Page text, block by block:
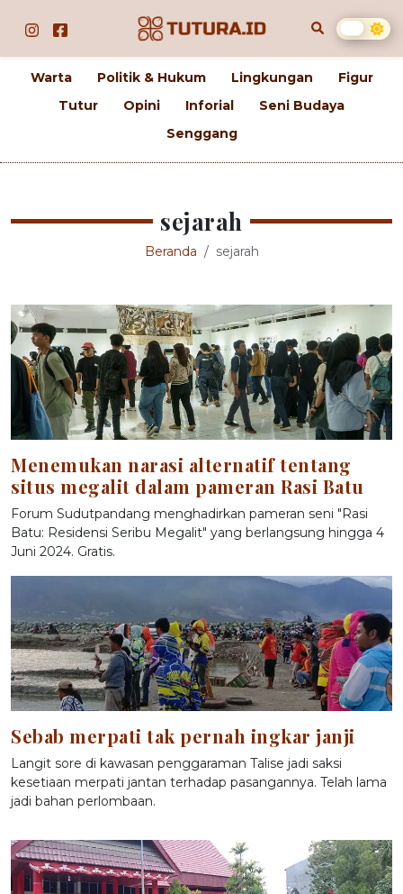
Warta Politik & Hukum Lingkungan
Figur
Tutur
Opini Inforial
Seni Budaya
Senggang
sejarah
Beranda sejarah
Menemukan narasi alternatif tentang
situs megalit dalam pameran Rasi Batu
Forum Sudutpandang menghadirkan pameran seni "Rasi
Batu: Residensi Seribu Megalit" yang berlangsung hingga 4
Juni 2024. Gratis.
Sebab merpati tak pernah ingkar janji
Langit sore di kawasan penggaraman Talise jadi saksi
kesetiaan merpati jantan terhadap pasangannya. Telah lama
jadi bahan perlombaan.